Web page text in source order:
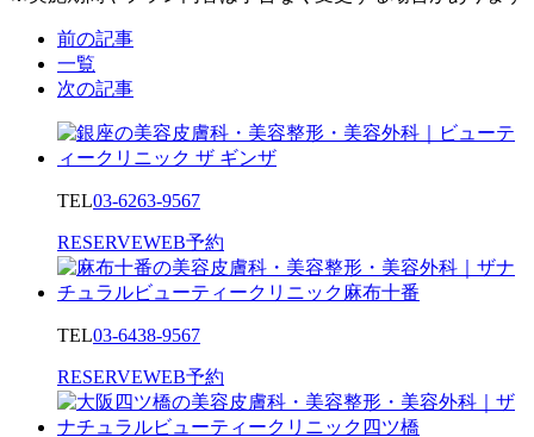
前の記事
一覧
次の記事
TEL03-6263-9567
RESERVEWEB予約
TEL03-6438-9567
RESERVEWEB予約